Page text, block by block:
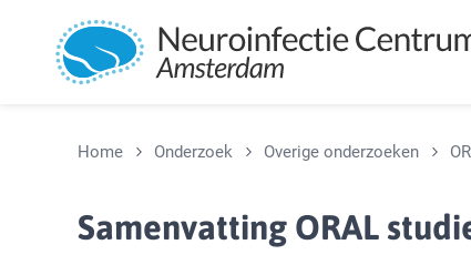
Overslaan en naar de inhoud gaan
Home Onderzoek Overige onderzoeken
Samenvatting ORAL